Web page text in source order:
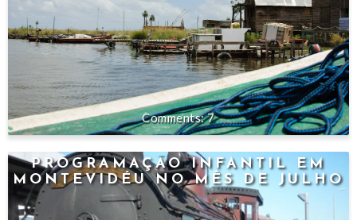
7
PROGRAMAÇÃO INFANTIL EM
MONTEVIDÉU NO MÊS DE JULHO